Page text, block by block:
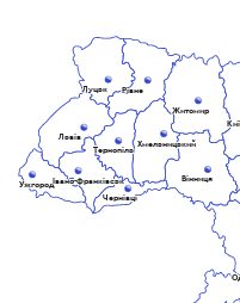
Львів
Луцьк Рівне
Вінниця
Хмельницький
Житомир
Чернівці
УжгородІвано-Франківськ
Тернопіль